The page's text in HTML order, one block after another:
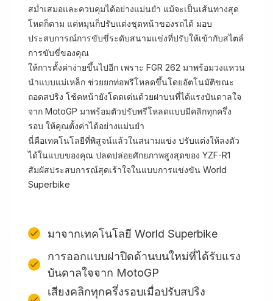
สม่ำเสมอและควบคุมได้อย่างแม่นยำ แม้จะเป็นเส้นทางสุด
โหดก็ตาม แค่หมุนก็ปรับแต่งชุดหน้าของรถได้ มอบ
ประสบการณ์การขับขี่ระดับสนามแข่งที่ปรับให้เข้ากับสไตล์
การขับขี่ของคุณ
ให้การตั้งค่าง่ายขึ้นไปอีก เพราะ FGR 262 มาพร้อมวงแหวน
นำแบบแม่เหล็ก ช่วยยกท่อพรีโหลดขึ้นโดยอัตโนมัติขณะ
ถอดสปริง โช้คหน้ายังโดดเด่นด้วยฝาบนที่ได้แรงบันดาลใจ
จาก MotoGP มาพร้อมตัวปรับพรีโหลดแบบมีคลิกทุกครึ่ง
รอบ ให้คุณตั้งค่าได้อย่างแม่นยำ
นี่คือเทคโนโลยีที่พิสูจน์แล้วในสนามแข่ง ปรับแต่งให้ลงตัว
ได้ในแบบของคุณ ปลดปล่อยศักยภาพสูงสุดของ YZF-R1
สัมผัสประสบการณ์สุดเร้าใจในแบบการแข่งขัน World
Superbike
มาจากเทคโนโลยี World Superbike
การออกแบบฝาปิดด้านบนใหม่ที่ได้รับแรง
บันดาลใจจาก MotoGP
เสียงคลิกทุกครึ่งรอบเมื่อปรับสปริง